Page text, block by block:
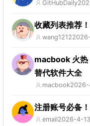
GitHubDaily
收藏列表推荐
wang1212
macbook 火热
替代软件大全
macbook2026-
注册账号必备
email2026-4-